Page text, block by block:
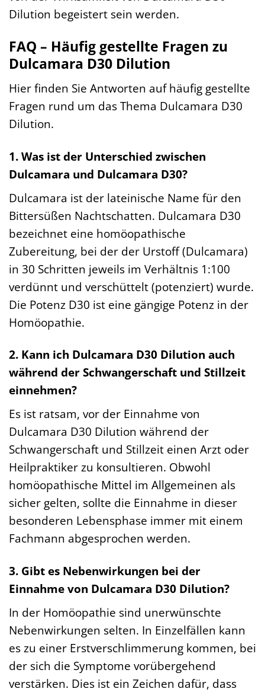
Dilution begeistert sein werden.
FAQ – Häufig gestellte Fragen zu
Dulcamara D30 Dilution
Hier finden Sie Antworten auf häufig gestellte
Fragen rund um das Thema Dulcamara D30
Dilution.
1. Was ist der Unterschied zwischen
Dulcamara und Dulcamara D30?
Dulcamara ist der lateinische Name für den
Bittersüßen Nachtschatten. Dulcamara D30
bezeichnet eine homöopathische
Zubereitung, bei der der Urstoff (Dulcamara)
in 30 Schritten jeweils im Verhältnis 1:100
verdünnt und verschüttelt (potenziert) wurde.
Die Potenz D30 ist eine gängige Potenz in der
Homöopathie.
2. Kann ich Dulcamara D30 Dilution auch
während der Schwangerschaft und Stillzeit
einnehmen?
Es ist ratsam, vor der Einnahme von
Dulcamara D30 Dilution während der
Schwangerschaft und Stillzeit einen Arzt oder
Heilpraktiker zu konsultieren. Obwohl
homöopathische Mittel im Allgemeinen als
sicher gelten, sollte die Einnahme in dieser
besonderen Lebensphase immer mit einem
Fachmann abgesprochen werden.
3. Gibt es Nebenwirkungen bei der
Einnahme von Dulcamara D30 Dilution?
In der Homöopathie sind unerwünschte
Nebenwirkungen selten. In Einzelfällen kann
es zu einer Erstverschlimmerung kommen, bei
der sich die Symptome vorübergehend
verstärken. Dies ist ein Zeichen dafür, dass